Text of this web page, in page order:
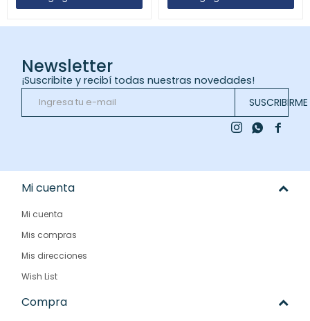
Newsletter
¡Suscribite y recibí todas nuestras novedades!
SUSCRIBIRME

 
Mi cuenta
Mi cuenta
Mis compras
Mis direcciones
Wish List
Compra